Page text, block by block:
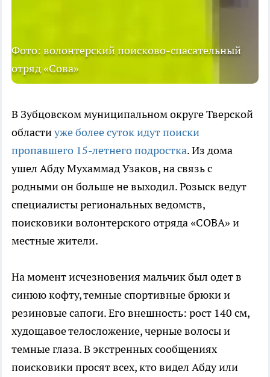
Фото: волонтерский поисково-спасательный
отряд «Сова»
В Зубцовском муниципальном округе Тверской
областиуже более суток идут поиски
пропавшего 15-летнего подростка. Из дома
ушел Абду Мухаммад Узаков, на связь с
родными он больше не выходил. Розыск ведут
специалисты региональных ведомств,
поисковики волонтерского отряда «СОВА» и
местные жители.
На момент исчезновения мальчик был одет в
синюю кофту, темные спортивные брюки и
резиновые сапоги. Его внешность: рост 140 см,
худощавое телосложение, черные волосы и
темные глаза. В экстренных сообщениях
поисковики просят всех, кто видел Абду или